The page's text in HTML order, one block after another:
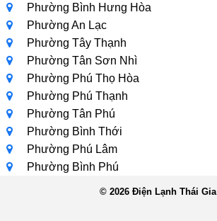
Phường Bình Hưng Hòa
Phường An Lạc
Phường Tây Thạnh
Phường Tân Sơn Nhì
Phường Phú Thọ Hòa
Phường Phú Thạnh
Phường Tân Phú
Phường Bình Thới
Phường Phú Lâm
Phường Bình Phú
© 2026Điện Lạnh Thái Gia